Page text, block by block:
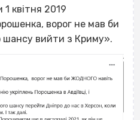
1 квітня 2019
ворог не мав би
шансу вийти з Криму».